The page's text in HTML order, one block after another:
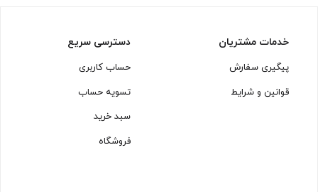
خدمات مشتریان
پیگیری سفارش
قوانین و شرایط
دسترسی سریع
حساب کاربری
تسویه حساب
سبد خرید
فروشگاه